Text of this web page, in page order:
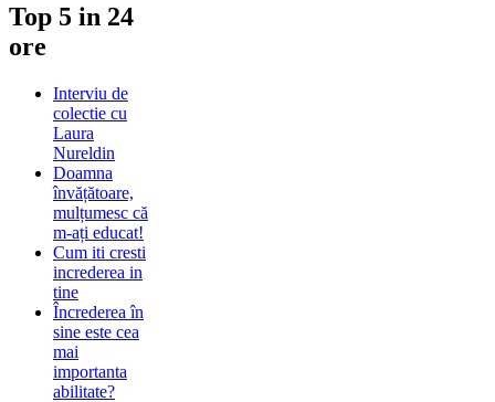
Top 5 in 24
ore
Interviu de
colectie cu
Laura
Nureldin
Doamna
învățătoare,
mulțumesc că
m-ați educat!
Cum iti cresti
increderea in
tine
Încrederea în
sine este cea
mai
importanta
abilitate?